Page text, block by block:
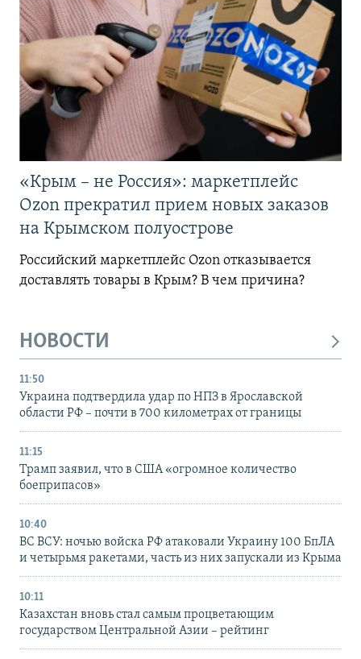
«Крым – не Россия»: маркетплейс
Ozon прекратил прием новых заказов
на Крымском полуострове
Российский маркетплейс Ozon отказывается
доставлять товары в Крым? В чем причина?
НОВОСТИ
11:50
Украина подтвердила удар по НПЗ в Ярославской
области РФ – почти в 700 километрах от границы
11:15
Трамп заявил, что в США «огромное количество
боеприпасов»
10:40
ВС ВСУ: ночью войска РФ атаковали Украину 100 БпЛА
и четырьмя ракетами, часть из них запускали из Крыма
10:11
Казахстан вновь стал самым процветающим
государством Центральной Азии – рейтинг